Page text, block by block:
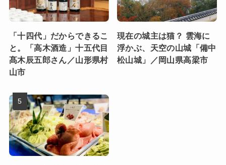
「十四代」だからできるこ
と。「高木酒造」十五代目
髙木辰五郎さん／山形県村
山市
現在の城主は猫？ 雲海に
浮かぶ、天空の山城「備中
松山城」／岡山県高梁市